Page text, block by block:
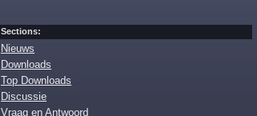
Sections:
Nieuws
Downloads
Top Downloads
Discussie
Vraag en Antwoord